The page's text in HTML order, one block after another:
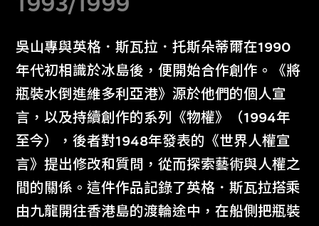
吳山專與英格．斯瓦拉．托斯朵蒂爾在1990
年代初相識於冰島後，便開始合作創作。《將
瓶裝水倒進維多利亞港》源於他們的個人宣
言，以及持續創作的系列《物權》（1994年
至今），後者對1948年發表的《世界人權宣
言》提出修改和質問，從而探索藝術與人權之
間的關係。這件作品記錄了英格．斯瓦拉搭乘
由九龍開往香港島的渡輪途中，在船側把瓶裝